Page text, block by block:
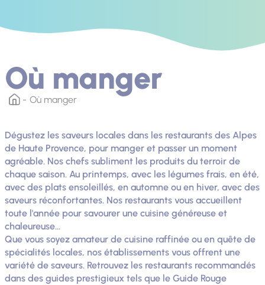
Où manger
Où manger
Dégustez les saveurs locales dans les restaurants des Alpes
de Haute Provence, pour manger et passer un moment
agréable. Nos chefs subliment les produits du terroir de
chaque saison. Au printemps, avec les légumes frais, en été,
avec des plats ensoleillés, en automne ou en hiver, avec des
saveurs réconfortantes. Nos restaurants vous accueillent
toute l'année pour savourer une cuisine généreuse et
chaleureuse...
Que vous soyez amateur de cuisine raffinée ou en quête de
spécialités locales, nos établissements vous offrent une
variété de saveurs. Retrouvez les restaurants recommandés
dans des guides prestigieux tels que le Guide Rouge